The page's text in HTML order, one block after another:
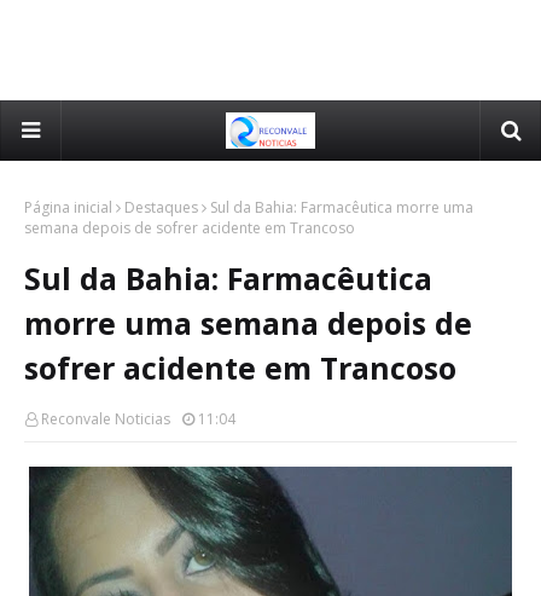
Página inicial Destaques
Sul da Bahia: Farmacêutica morre uma
semana depois de sofrer acidente em Trancoso
Sul da Bahia: Farmacêutica
morre uma semana depois de
sofrer acidente em Trancoso
Reconvale Noticias 11:04